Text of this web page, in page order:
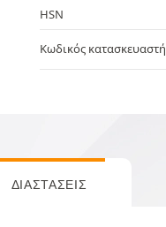
HSN
Κωδικός κατασκευαστή
ΔΙΑΣΤΆΣΕΙΣ